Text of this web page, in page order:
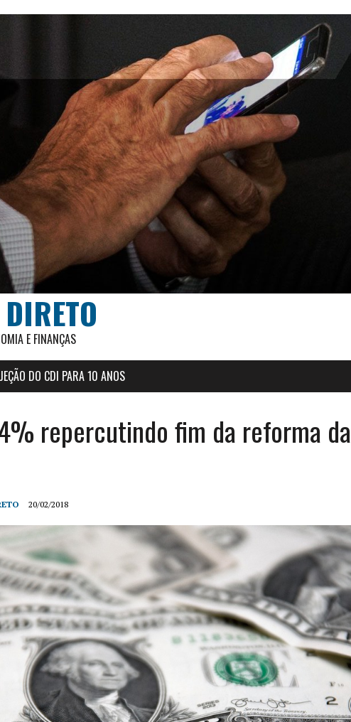
E FINANÇAS
DO CDI PARA 10 ANOS
repercutindo fim da reforma da
20/02/2018